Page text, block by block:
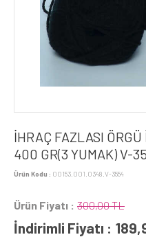
İHRAÇ FAZLASI
400 GR(3 YUMAK) V-
Ürün Kodu : 00153.001.0348.V-3554
Ürün Fiyatı : 300,00 TL
İndirimli Fiyatı :